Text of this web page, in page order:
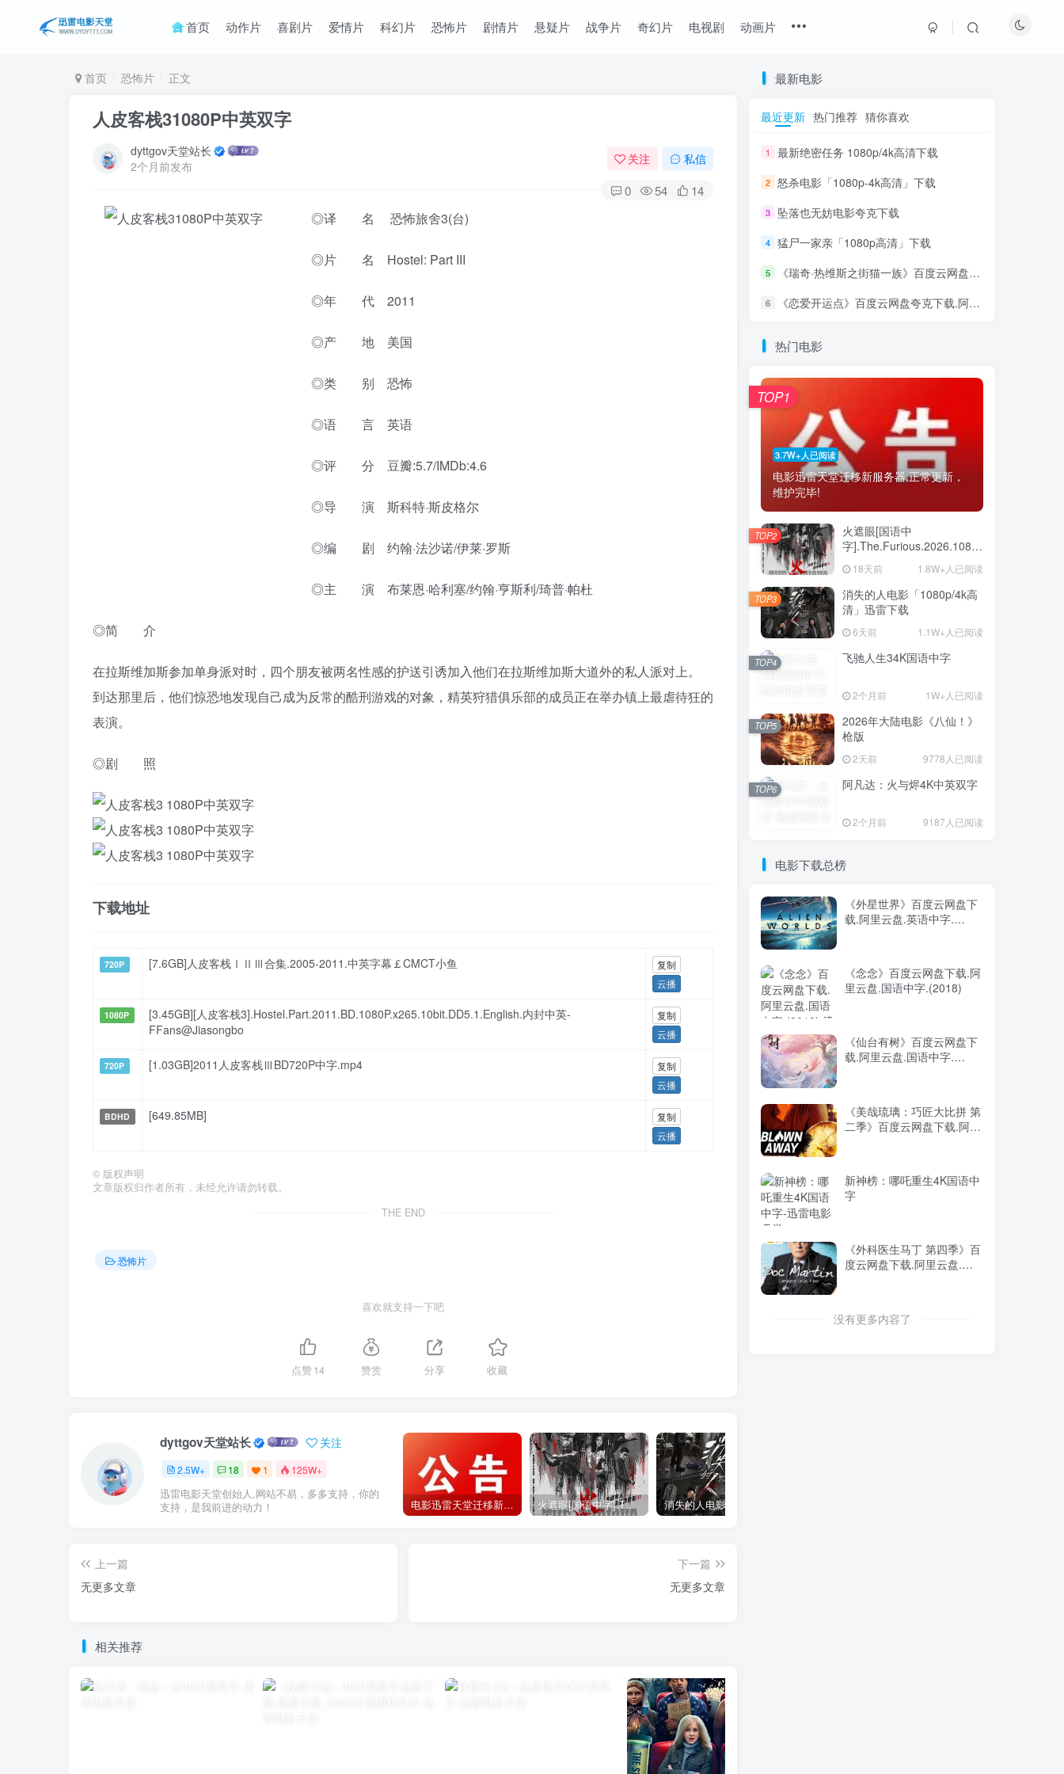
首页 动作片 喜剧片 爱情片 科幻片 恐怖片 剧情片 悬疑片 战争片 奇幻片 电视剧 动画片
首页 恐怖片 正文
人皮客栈31080P中英双字
dyttgov天堂站长
2个月前发布
关注 私信
0 54 14
◎译 名 恐怖旅舍3(台)
◎片 名 Hostel: Part III
◎年 代 2011
◎产 地 美国
◎类 别 恐怖
◎语 言 英语
◎评 分 豆瓣:5.7/IMDb:4.6
◎导 演 斯科特·斯皮格尔
◎编 剧 约翰·法沙诺/伊莱·罗斯
◎主 演 布莱恩·哈利塞/约翰·亨斯利/琦普·帕杜
◎简 介
在拉斯维加斯参加单身派对时，四个朋友被两名性感的护送引诱加入他们在拉斯维加斯大道外的私人派对上。
到达那里后，他们惊恐地发现自己成为反常的酷刑游戏的对象，精英狩猎俱乐部的成员正在举办镇上最虐待狂的
表演。
◎剧 照
下载地址
720P [7.6GB]人皮客栈ⅠⅡⅢ合集.2005-2011.中英字幕￡CMCT小鱼
复制
云播
1080P
[3.45GB][人皮客栈3].Hostel.Part.2011.BD.1080P.x265.10bit.DD5.1.English.内封中英-
FFans@Jiasongbo
复制
云播
720P [1.03GB]2011人皮客栈ⅢBD720P中字.mp4
复制
云播
BDHD [649.85MB]
复制
云播
© 版权声明
文章版权归作者所有，未经允许请勿转载。
THE END
恐怖片
喜欢就支持一下吧
点赞14 赞赏 分享 收藏
dyttgov天堂站长 关注
2.5W+ 18 1 125W+
迅雷电影天堂创始人,网站不易，多多支持，你的
支持，是我前进的动力！
电影迅雷天堂迁移新服务器,正常更新，维护完毕! 火遮眼[国语中字].The.Furious.2026.1080p+2160p高清下载
上一篇
无更多文章
下一篇
无更多文章
相关推荐
最新电影
最近更新 热门推荐 猜你喜欢
1 最新绝密任务 1080p/4k高清下载
2 怒杀电影「1080p-4k高清」下载
3 坠落也无妨电影夸克下载
4 猛尸一家亲「1080p高清」下载
5 《瑞奇·热维斯之街猫一族》百度云网盘夸克下载
6 《恋爱开运点》百度云网盘夸克下载.阿里云盘
热门电影
3.7W+人已阅读
电影迅雷天堂迁移新服务器,正常更新，
维护完毕!
TOP1
火遮眼[国语中
字].The.Furious.2026.1080p+2160p
18天前 1.8W+人已阅读
TOP2
消失的人电影「1080p/4k高
清」迅雷下载
6天前 1.1W+人已阅读
TOP3
飞驰人生34K国语中字
2个月前 1W+人已阅读
TOP4
2026年大陆电影《八仙！》
枪版
2天前 9778人已阅读
TOP5
阿凡达：火与烬4K中英双字
2个月前 9187人已阅读
TOP6
电影下载总榜
《外星世界》百度云网盘下
载.阿里云盘.英语中字.
《念念》百度云网盘下载.阿
里云盘.国语中字.(2018)
《仙台有树》百度云网盘下
载.阿里云盘.国语中字.
《美哉琉璃：巧匠大比拼 第
二季》百度云网盘下载.阿里
新神榜：哪吒重生4K国语中
字
《外科医生马丁 第四季》百
度云网盘下载.阿里云盘.英
没有更多内容了